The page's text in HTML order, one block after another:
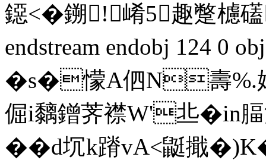
鐚<�鎙!崤5趣蹩櫖礚
endstream endobj 124 0
�s�懞A伵N壽%.姞
倔i黐鏳荠襟W'丠�in
��d坈k蹐vA<鼮擑